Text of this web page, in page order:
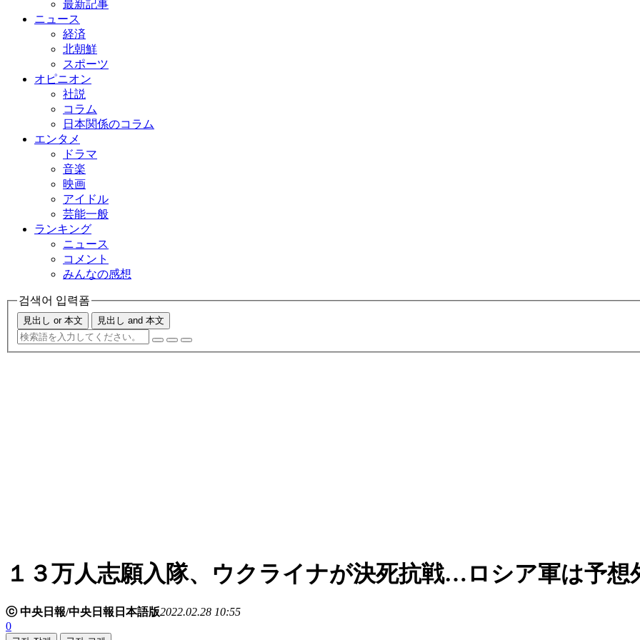
最新記事
ニュース
経済
北朝鮮
スポーツ
オピニオン
社説
コラム
日本関係のコラム
エンタメ
ドラマ
音楽
映画
アイドル
芸能一般
ランキング
ニュース
コメント
みんなの感想
검색어 입력폼
見出し or 本文 見出し and 本文
１３万人志願入隊、ウクライナが決死抗戦…ロシア軍は予想
ⓒ 中央日報/中央日報日本語版2022.02.28 10:55
0